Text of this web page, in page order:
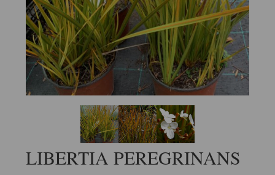
LIBERTIA PEREGRINANS